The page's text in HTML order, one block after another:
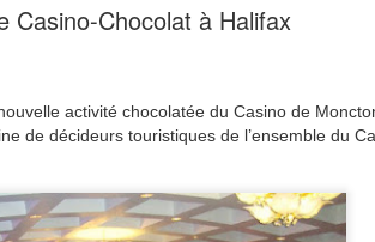
Casino-Chocolat à Halifax
activité chocolatée du Casino de
de décideurs touristiques de l’ensemble du